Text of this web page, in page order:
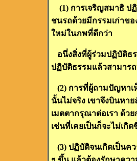
(1) การเจริญสมาธิ ป
ชนรถด้วยมีกรรมเก่าขอ
ใหม่ในภพที่ดีกว่า
อนึ่งสิ่งที่ผู้ร่วมปฏิบัติธ
ปฏิบัติธรรมแล้วสามาร
(2) การที่ผู้ถามปัญหาเ
นั้นไม่จริง เขาจึงบินหา
เมตตากรุณาต่อเรา ด้ว
เช่นที่เคยเป็นก็จะไม่เกิ
(3) ปฏิบัติจนเกิดเป็นค